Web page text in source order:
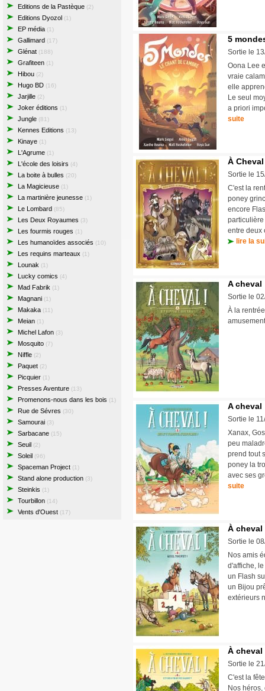
Editions de la Pastèque (2)
Editions Dyozol (1)
EP média (1)
Gallimard (17)
Glénat (188)
Grafiteen (1)
Hibou (2)
Hugo BD (16)
Jarjille (2)
Joker éditions (1)
Jungle (81)
Kennes Editions (13)
Kinaye (1)
L'Agrume (1)
L'école des loisirs (4)
La boite à bulles (20)
La Magicieuse (1)
La martinière jeunesse (1)
Le Lombard (85)
Les Deux Royaumes (3)
Les fourmis rouges (1)
Les humanoïdes associés (10)
Les requins marteaux (1)
Lounak (1)
Lucky comics (4)
Mad Fabrik (1)
Magnani (1)
Makaka (11)
Meian (1)
Michel Lafon (3)
Mosquito (7)
Niffle (2)
Paquet (2)
Picquier (1)
Presses Aventure (13)
Promenons-nous dans les bois (1)
Rue de Sévres (30)
Samourai (3)
Sarbacane (15)
Seuil (2)
Soleil (96)
Spaceman Project (1)
Stand alone production (3)
Steinkis (1)
Tourbillon (14)
Vents d'Ouest (17)
5
Sortie le
Oona Lee
vraie
elle
Le seul
a priori
suite
À
Sortie le
C'est la
poney
encore
entre deux
lire la
A cheval
Sortie le
À la
A cheval
Sortie le
Xanax,
peu
prend tout
poney la
avec ses
suite
À cheval
Sortie le
Nos amis
d'affiche,
un Flash
un Bijou
extérieurs
À cheval
Sortie le
C'est la
Nos